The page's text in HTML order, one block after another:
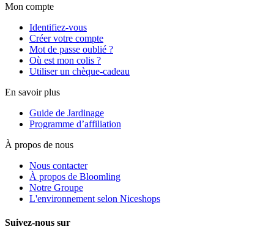
Mon compte
Identifiez-vous
Créer votre compte
Mot de passe oublié ?
Où est mon colis ?
Utiliser un chèque-cadeau
En savoir plus
Guide de Jardinage
Programme d’affiliation
À propos de nous
Nous contacter
À propos de Bloomling
Notre Groupe
L'environnement selon Niceshops
Suivez-nous sur